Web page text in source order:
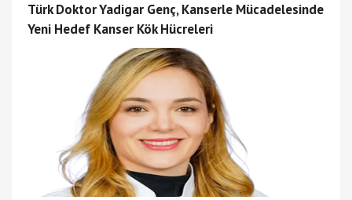
Türk Doktor Yadigar Genç, Kanserle Mücadelesinde
Yeni Hedef Kanser Kök Hücreleri